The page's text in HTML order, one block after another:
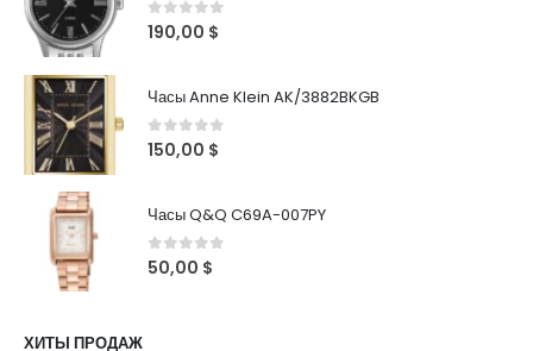
0out of 5
190,00 $
Часы Anne Klein AK/3882BKGB
0out of 5
150,00 $
Часы Q&Q C69A-007PY
0out of 5
50,00 $
ХИТЫ ПРОДАЖ